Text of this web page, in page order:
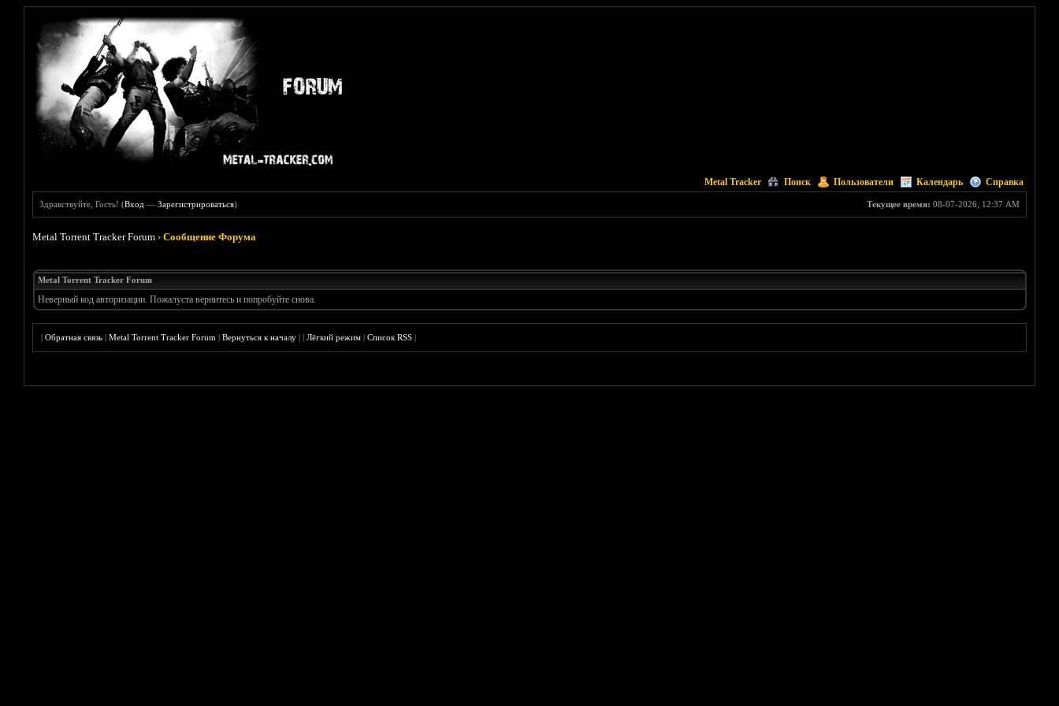
Metal Tracker Поиск Пользователи Календарь Справка
Текущее время: 08-07-2026, 12:37 AM
Здравствуйте, Гость! (Вход —Зарегистрироваться)
Metal Torrent Tracker Forum ›Сообщение Форума
Metal Torrent Tracker Forum
Неверный код авторизации. Пожалуста вернитесь и попробуйте снова.
|Обратная связь |Metal Torrent Tracker Forum |Вернуться к началу ||Лёгкий режим |Список RSS |